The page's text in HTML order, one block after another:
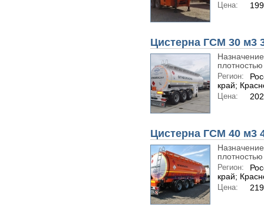
Цена:
Цистерна ГСМ 30 м3
Регион:
край;
Цена:
Цистерна ГСМ 40 м3
Регион:
край;
Цена: